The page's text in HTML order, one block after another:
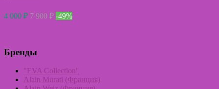
4 000 ₽ 7 900 ₽ -49%
Бренды
"EVA Collection"
Alain Murati (Франция)